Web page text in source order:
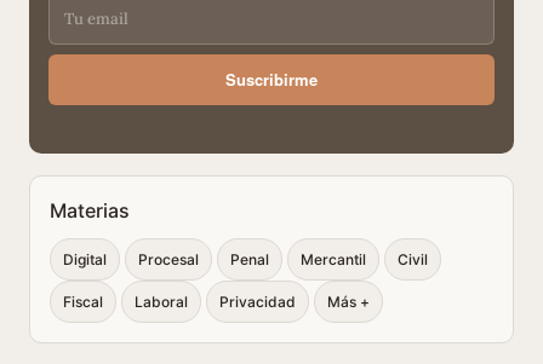
Suscribirme
Materias
Digital Procesal Penal Mercantil Civil
Fiscal Laboral Privacidad Más +